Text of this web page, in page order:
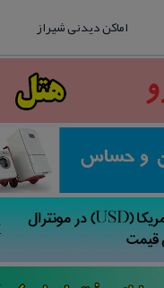
اماکن دیدنی شیراز